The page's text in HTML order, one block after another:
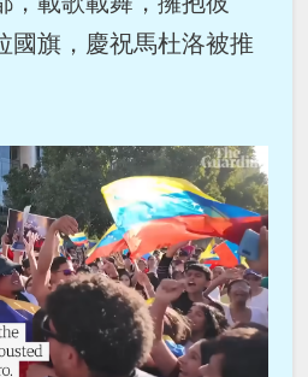
國旗，慶祝馬杜洛被推